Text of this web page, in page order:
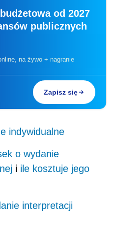
od 2027
publicznych
na żywo + nagranie
Zapisz się
indywidualne
o wydanie
i ile kosztuje jego
interpretacji